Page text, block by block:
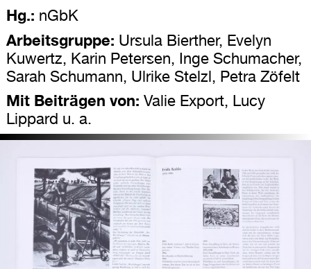
Hg.: nGbK
Arbeitsgruppe: Ursula Bierther, Evelyn
Kuwertz, Karin Petersen, Inge Schumacher,
Sarah Schumann, Ulrike Stelzl, Petra Zöfelt
Mit Beiträgen von: Valie Export, Lucy
Lippard u. a.